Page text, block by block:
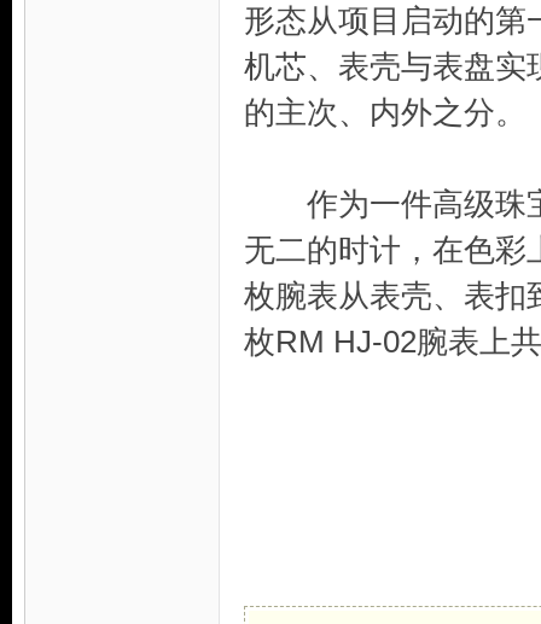
形态从项目启动的第
机芯、表壳与表盘实
的主次、内外之分。
作为一件高级珠宝
无二的时计，在色彩
枚腕表从表壳、表扣
枚RM HJ-02腕表上